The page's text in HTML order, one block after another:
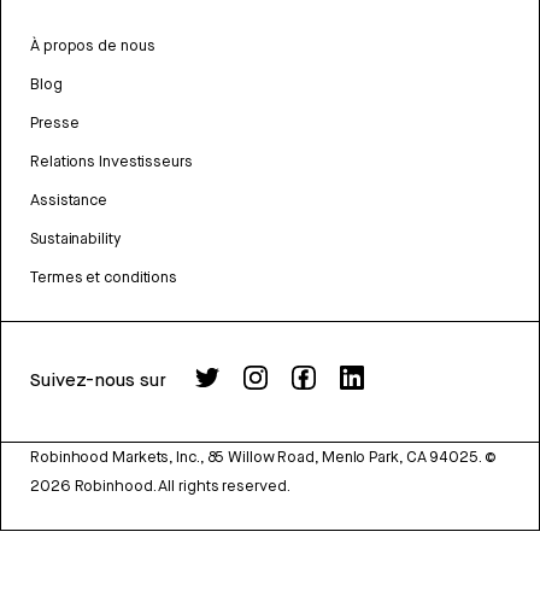
À propos de nous
Blog
Presse
Relations Investisseurs
Assistance
Sustainability
Termes et conditions
Suivez-nous sur
Robinhood Markets, Inc., 85 Willow Road, Menlo Park, CA 94025. ©
2026 Robinhood. All rights reserved.